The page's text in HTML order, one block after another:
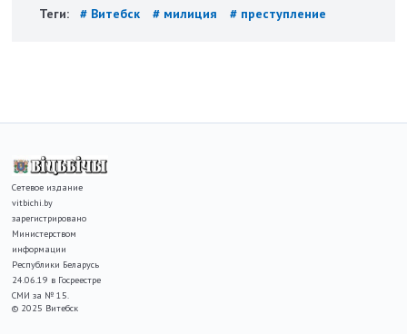
Теги: # Витебск # милиция # преступление
Сетевое издание
vitbichi.by
зарегистрировано
Министерством
информации
Республики Беларусь
24.06.19 в Госреестре
СМИ за № 15.
© 2025 Витебск